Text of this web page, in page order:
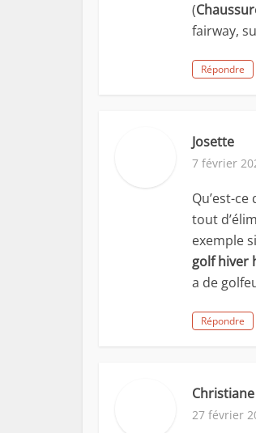
(
fairway,
Répondre
Josette
7 février
Qu’est-
tout
exemple
golf hiver
a de
Répondre
Christiane
27 février